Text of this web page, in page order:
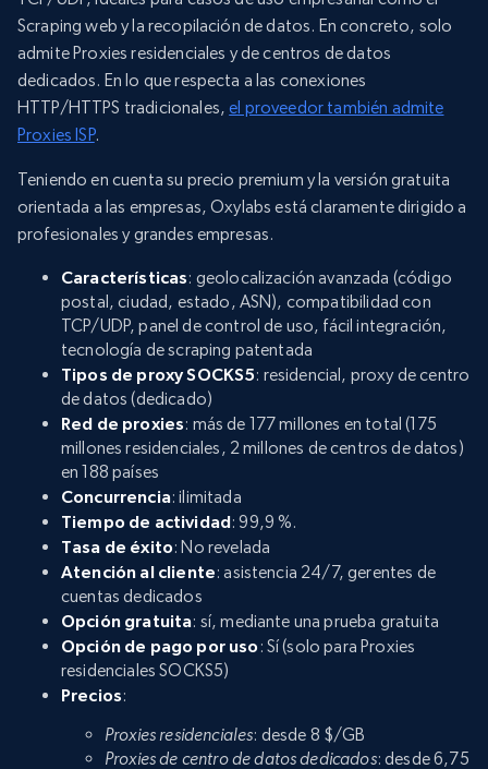
Scraping web y la recopilación de datos. En concreto, solo
admite Proxies residenciales y de centros de datos
dedicados. En lo que respecta a las conexiones
HTTP/HTTPS tradicionales,el proveedor también admite
Proxies ISP.
Teniendo en cuenta su precio premium y la versión gratuita
orientada a las empresas, Oxylabs está claramente dirigido a
profesionales y grandes empresas.
Características: geolocalización avanzada (código
postal, ciudad, estado, ASN), compatibilidad con
TCP/UDP, panel de control de uso, fácil integración,
tecnología de scraping patentada
Tipos de proxy SOCKS5: residencial, proxy de centro
de datos (dedicado)
Red de proxies: más de 177 millones en total (175
millones residenciales, 2 millones de centros de datos)
en 188 países
Concurrencia: ilimitada
Tiempo de actividad: 99,9 %.
Tasa de éxito: No revelada
Atención al cliente: asistencia 24/7, gerentes de
cuentas dedicados
Opción gratuita: sí, mediante una prueba gratuita
Opción de pago por uso : Sí (solo para Proxies
residenciales SOCKS5)
Precios:
Proxies residenciales: desde 8 $/GB
Proxies de centro de datos dedicados: desde 6,75